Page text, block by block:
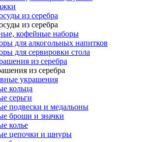
из серебра
из серебра
кофейные наборы
для алкогольных напитков
для сервировки стола
из серебра
из серебра
украшения
кольца
серьги
подвески и медальоны
броши и значки
колье
цепочки и шнуры